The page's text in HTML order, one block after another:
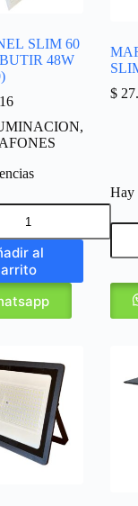
SLIM 60
48W
,
al
$
Hay